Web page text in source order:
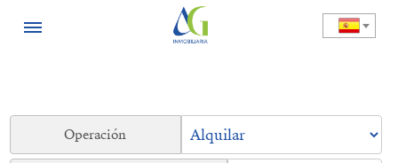
Operación